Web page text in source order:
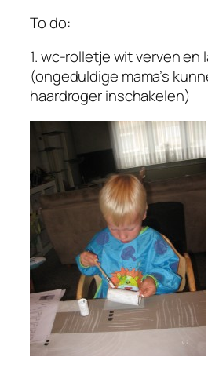
To do:
1. wc-rolletje wit verven en
(ongeduldige mama’s
haardroger inschakelen)